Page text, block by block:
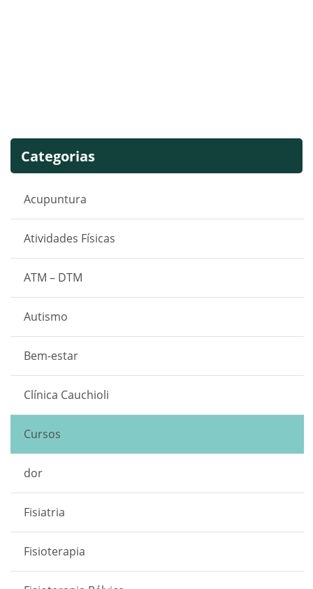
Categorias
Acupuntura
Atividades Físicas
ATM – DTM
Autismo
Bem-estar
Clínica Cauchioli
Cursos
dor
Fisiatria
Fisioterapia